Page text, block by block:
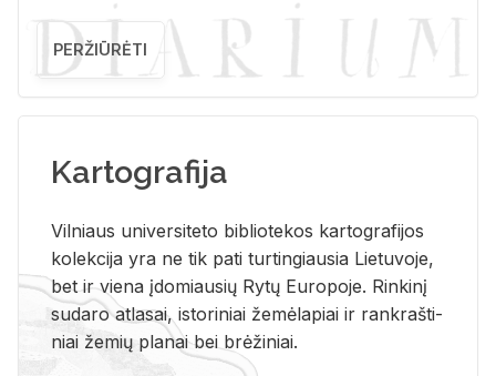
PERŽIŪRĖTI
Kartografija
Vil­niaus uni­ver­si­te­to bi­b­lio­te­kos kar­to­gra­fi­jos
ko­lek­ci­ja yra ne tik pati tur­tin­giau­sia Lie­tu­vo­je,
bet ir vie­na įdo­miau­sių Rytų Eu­ro­po­je. Rin­ki­nį
su­da­ro at­la­sai, is­to­ri­niai že­mė­la­piai ir rank­raš­ti­
niai že­mių pla­nai bei brė­ži­niai.